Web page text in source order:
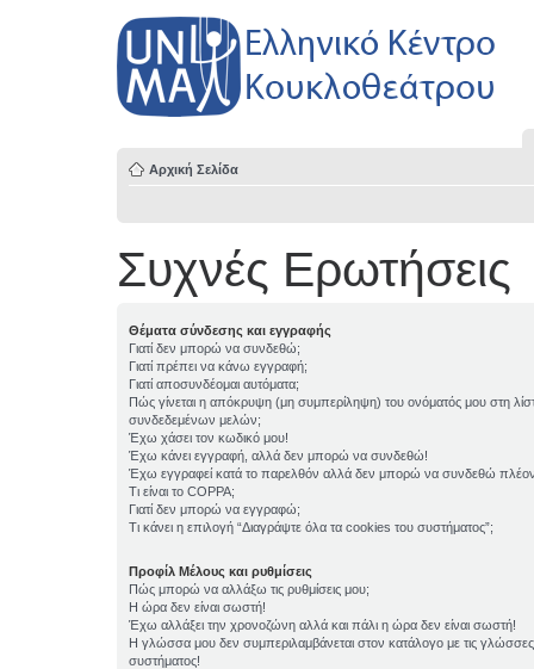
Αρχική Σελίδα
Συχνές Ερωτήσεις
Θέματα σύνδεσης και εγγραφής
Γιατί δεν μπορώ να συνδεθώ;
Γιατί πρέπει να κάνω εγγραφή;
Γιατί αποσυνδέομαι αυτόματα;
Πώς γίνεται η απόκρυψη (μη συμπερίληψη) του ονόματός μου στη
συνδεδεμένων μελών;
Έχω χάσει τον κωδικό μου!
Έχω κάνει εγγραφή, αλλά δεν μπορώ να συνδεθώ!
Έχω εγγραφεί κατά το παρελθόν αλλά δεν μπορώ να συνδεθώ
Τι είναι το COPPA;
Γιατί δεν μπορώ να εγγραφώ;
Τι κάνει η επιλογή “Διαγράψτε όλα τα cookies του συστήματος”;
Προφίλ Μέλους και ρυθμίσεις
Πώς μπορώ να αλλάξω τις ρυθμίσεις μου;
Η ώρα δεν είναι σωστή!
Έχω αλλάξει την χρονοζώνη αλλά και πάλι η ώρα δεν είναι σωστή!
Η γλώσσα μου δεν συμπεριλαμβάνεται στον κατάλογο με τις
συστήματος!